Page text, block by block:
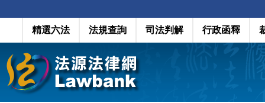
精選六法 法規查詢 司法判解 行政函釋